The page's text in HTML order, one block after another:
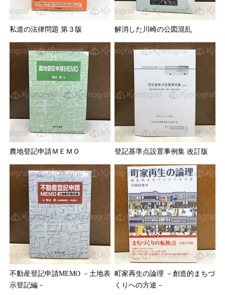
私道の法律問題 第３版 解消した川崎の公図混乱
農地登記申請ＭＥＭＯ 登記基準点設置事例集 改訂版
不動産登記申請MEMO －土地表
示登記編－
町家再生の論理 －創造的まちづ
くりへの方途－